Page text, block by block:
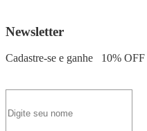
Newsletter
Cadastre-se e ganhe 10% OFF